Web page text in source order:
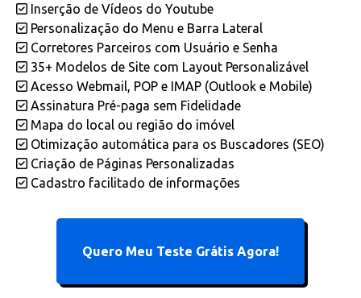
Inserção de Vídeos do Youtube
Personalização do Menu e Barra Lateral
Corretores Parceiros com Usuário e Senha
35+ Modelos de Site com Layout Personalizável
Acesso Webmail, POP e IMAP (Outlook e Mobile)
Assinatura Pré-paga sem Fidelidade
Mapa do local ou região do imóvel
Otimização automática para os Buscadores (SEO)
Criação de Páginas Personalizadas
Cadastro facilitado de informações
Quero Meu Teste Grátis Agora!